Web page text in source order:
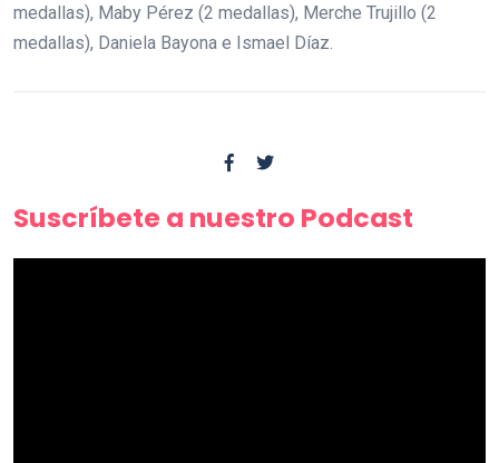
medallas), Maby Pérez (2 medallas), Merche Trujillo (2
medallas), Daniela Bayona e Ismael Díaz.
Suscríbete a nuestro Podcast